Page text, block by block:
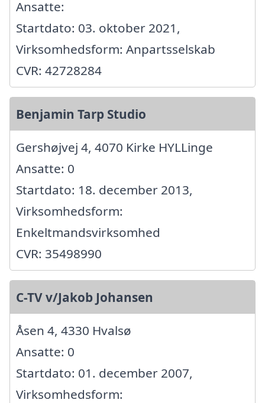
Ansatte:
Startdato: 03. oktober 2021,
Virksomhedsform: Anpartsselskab
CVR: 42728284
Benjamin Tarp Studio
Gershøjvej 4, 4070 Kirke HYLLinge
Ansatte: 0
Startdato: 18. december 2013,
Virksomhedsform:
Enkeltmandsvirksomhed
CVR: 35498990
C-TV v/Jakob Johansen
Åsen 4, 4330 Hvalsø
Ansatte: 0
Startdato: 01. december 2007,
Virksomhedsform: